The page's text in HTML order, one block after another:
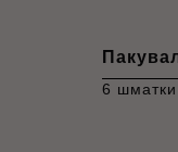
6 шматки